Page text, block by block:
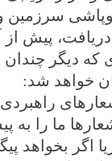
سرزمین
پیش از
که دیگر
خواهد شد:
راهبردی
ما را
بخواهد